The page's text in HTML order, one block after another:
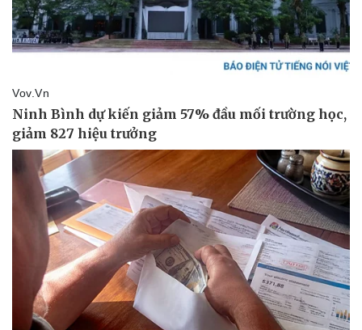
Thông tin doanh nghiệp
Doanh nghiệp 24h
Doanh nhân
Vì cộng đồng
Tin Công nghệ
Chuyển đổi số